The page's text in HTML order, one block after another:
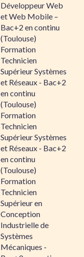
Développeur Web
et Web Mobile –
Bac+2 en continu
(Toulouse)
Formation
Technicien
Supérieur Systèmes
et Réseaux - Bac+2
en continu
(Toulouse)
Formation
Technicien
Supérieur Systèmes
et Réseaux - Bac+2
en continu
(Toulouse)
Formation
Technicien
Supérieur en
Conception
Industrielle de
Systèmes
Mécaniques -